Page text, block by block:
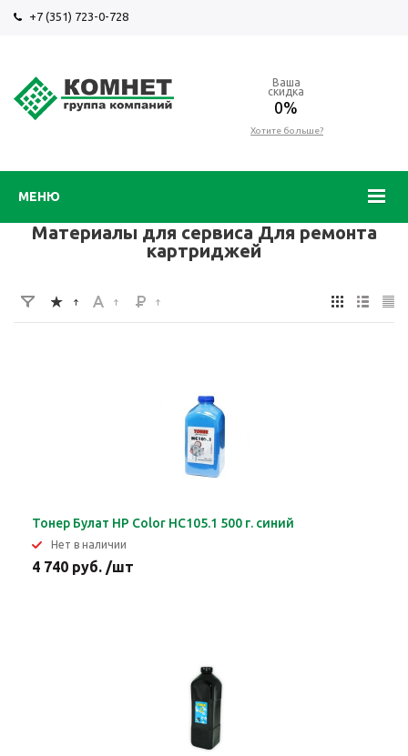
+7 (351) 723-0-728
МЕНЮ
Ваша
скидка
0%
Хотите больше?
Материалы для сервиса Для ремонта
картриджей
Тонер Булат HP Color HC105.1 500 г. синий
Нет в наличии
4 740 руб. /шт